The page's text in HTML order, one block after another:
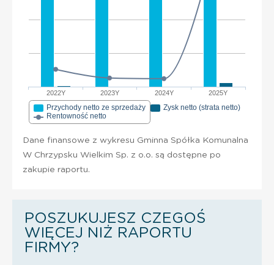
2022Y 2023Y 2024Y 2025Y
Przychody netto ze sprzedaży
Zysk netto (strata netto)
Rentowność netto
Dane finansowe z wykresu Gminna Spółka Komunalna
W Chrzypsku Wielkim Sp. z o.o. są dostępne po
zakupie raportu.
POSZUKUJESZ CZEGOŚ
WIĘCEJ NIŻ RAPORTU
FIRMY?